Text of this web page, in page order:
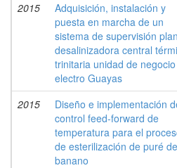
2015
Adquisición, instalación y
puesta en marcha de un
sistema de supervisión
desalinizadora central
trinitaria unidad de negocio
electro Guayas
2015
Diseño e implementación
control feed-forward de
temperatura para el
de esterilización de puré de
banano